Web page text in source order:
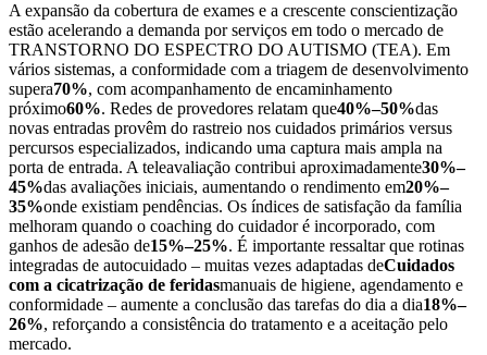
A expansão da cobertura de exames e a crescente conscientização
estão acelerando a demanda por serviços em todo o mercado de
TRANSTORNO DO ESPECTRO DO AUTISMO (TEA). Em
vários sistemas, a conformidade com a triagem de desenvolvimento
supera70%, com acompanhamento de encaminhamento
próximo60%. Redes de provedores relatam que40%–50%das
novas entradas provêm do rastreio nos cuidados primários versus
percursos especializados, indicando uma captura mais ampla na
porta de entrada. A teleavaliação contribui aproximadamente30%–
45%das avaliações iniciais, aumentando o rendimento em20%–
35%onde existiam pendências. Os índices de satisfação da família
melhoram quando o coaching do cuidador é incorporado, com
ganhos de adesão de15%–25%. É importante ressaltar que rotinas
integradas de autocuidado – muitas vezes adaptadas deCuidados
com a cicatrização de feridasmanuais de higiene, agendamento e
conformidade – aumente a conclusão das tarefas do dia a dia18%–
26%, reforçando a consistência do tratamento e a aceitação pelo
mercado.